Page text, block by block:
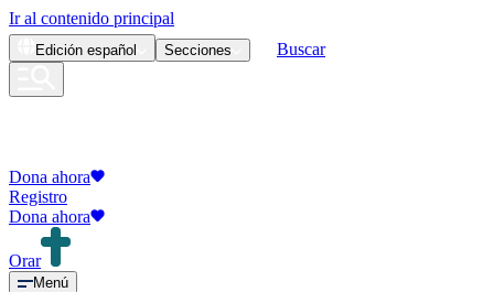
Ir al contenido principal
Edición español Secciones Buscar
Dona ahora
Registro
Dona ahora
Orar
Menú